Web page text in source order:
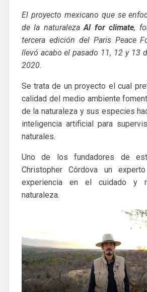
El proyecto mexicano que se
de la naturalezaAl for climate,
tercera edición del Paris Peace
llevó acabo el pasado 11, 12 y 13
2020.
Se trata de un proyecto el cual
calidad del medio ambiente
de la naturaleza y sus especies
inteligencia artificial para
naturales.
Uno de los fundadores de
Christopher Córdova un
experiencia en el cuidado y
naturaleza.